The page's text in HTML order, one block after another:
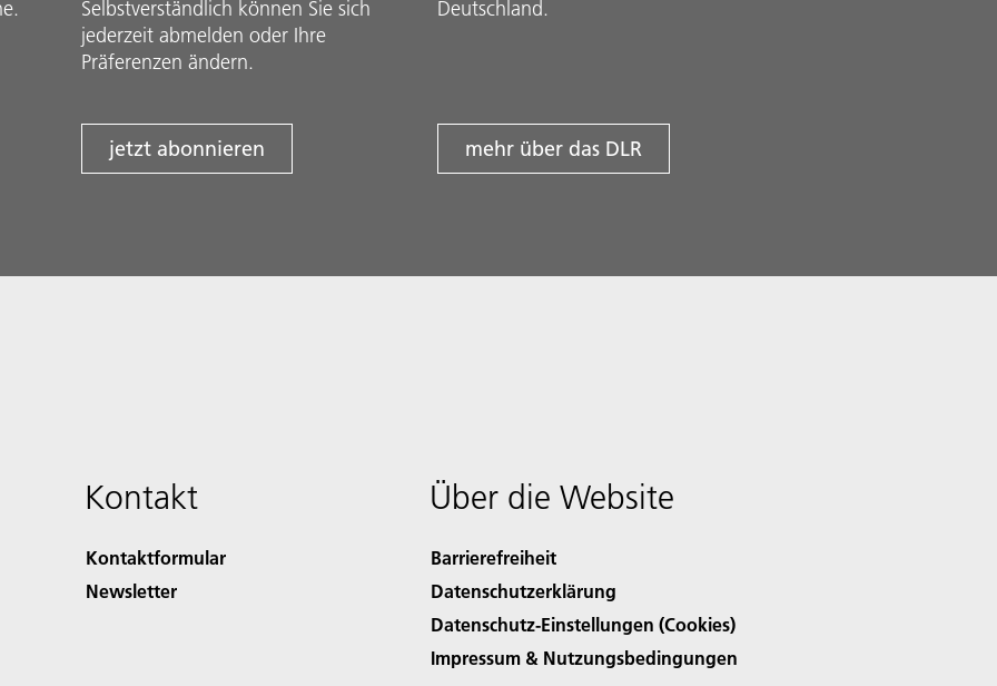
Selbstverständlich können Sie sich
jederzeit abmelden oder Ihre
Präferenzen ändern.
jetzt abonnieren
Deutschland.
mehr über das DLR
Kontakt
Kontaktformular
Newsletter
Über die Website
Barrierefreiheit
Datenschutzerklärung
Datenschutz-Einstellungen (Cookies)
Impressum & Nutzungsbedingungen